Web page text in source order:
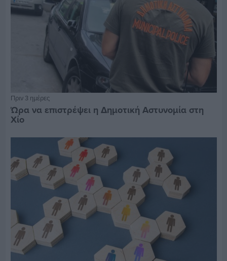
Πριν 3 ημέρες
Ώρα να επιστρέψει η Δημοτική Αστυνομία στη
Χίο